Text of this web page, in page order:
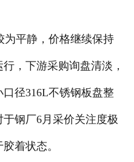
平静，价格继续保持
，下游采购询盘清淡，
径316L不锈钢板盘整
钢厂6月采价关注度极
着状态。